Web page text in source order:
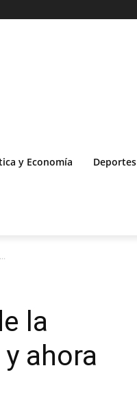
y Economía Deportes
la
ahora